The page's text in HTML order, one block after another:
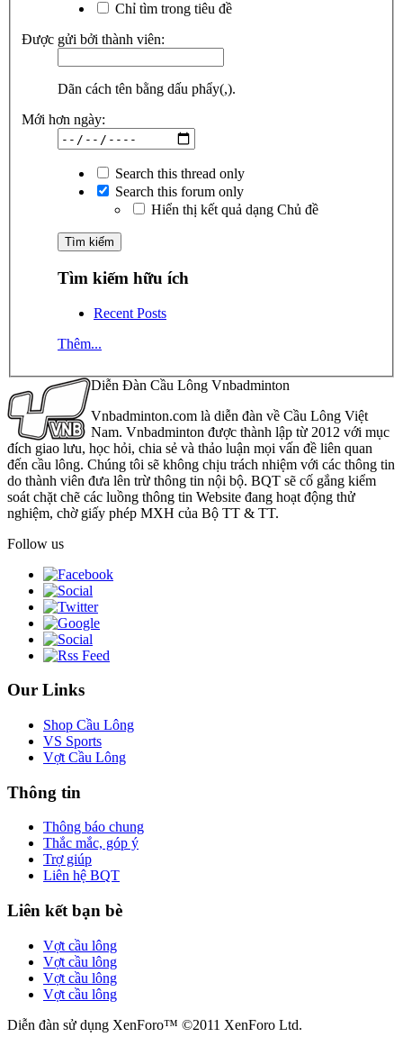
Chỉ tìm trong tiêu đề
Được gửi bởi thành viên:
Dãn cách tên bằng dấu phẩy(,).
Mới hơn ngày:
Search this thread only
Search this forum only
Hiển thị kết quả dạng Chủ đề
Tìm kiếm hữu ích
Recent Posts
Thêm...
Diễn Đàn Cầu Lông Vnbadminton
Vnbadminton.com là diễn đàn về Cầu Lông Việt
Nam. Vnbadminton được thành lập từ 2012 với mục
đích giao lưu, học hỏi, chia sẻ và thảo luận mọi vấn đề liên quan
đến cầu lông. Chúng tôi sẽ không chịu trách nhiệm với các thông tin
do thành viên đưa lên trừ thông tin nội bộ. BQT sẽ cố gắng kiểm
soát chặt chẽ các luồng thông tin Website đang hoạt động thử
nghiệm, chờ giấy phép MXH của Bộ TT & TT.
Follow us
Our Links
Shop Cầu Lông
VS Sports
Vợt Cầu Lông
Thông tin
Thông báo chung
Thắc mắc, góp ý
Trợ giúp
Liên hệ BQT
Liên kết bạn bè
Vợt cầu lông
Vợt cầu lông
Vợt cầu lông
Vợt cầu lông
Diễn đàn sử dụng XenForo™ ©2011 XenForo Ltd.